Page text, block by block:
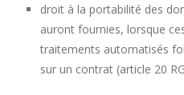
droit à la portabilité des
auront fournies, lorsque
traitements automatisés
sur un contrat (article 20